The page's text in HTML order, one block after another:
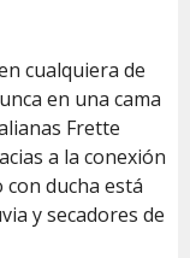
cualquiera de
en una cama
Frette
a la conexión
ducha está
y secadores de